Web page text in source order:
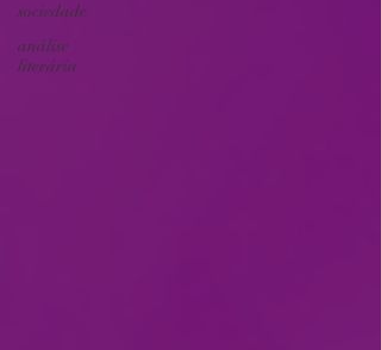
sociedade
análise
literária